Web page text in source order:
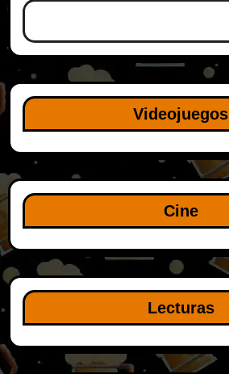
Videojuegos
Cine
Lecturas